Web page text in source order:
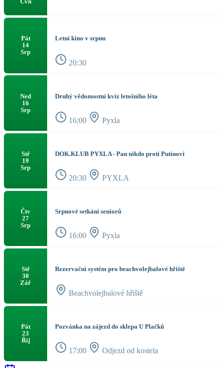
Čvn
Pát
14
Srp
Letní kino v srpnu
20:30
Ned
16
Srp
Druhý vědomostní kvíz letošního léta
16:00 Pyxla
Stř
19
Srp
DOK.KLUB PYXLA - Pan nikdo proti Putinovi
20:30 PYXLA
Čtv
27
Srp
Srpnové setkání seniorů
16:00 Pyxla
Stř
30
Zář
Rezervační systém pro beachvolejbalové hřiště
Beachvolejbalové hřiště
Pát
23
Říj
Pozvánka na zájezd do sklepa U Plačků
17:00 Odjezd od kostela